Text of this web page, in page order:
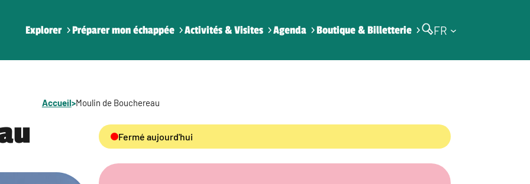
Explorer Préparer mon échappée Activités & Visites Agenda Boutique & Billetterie FR
Accueil>Moulin de Bouchereau
Fermé aujourd'hui